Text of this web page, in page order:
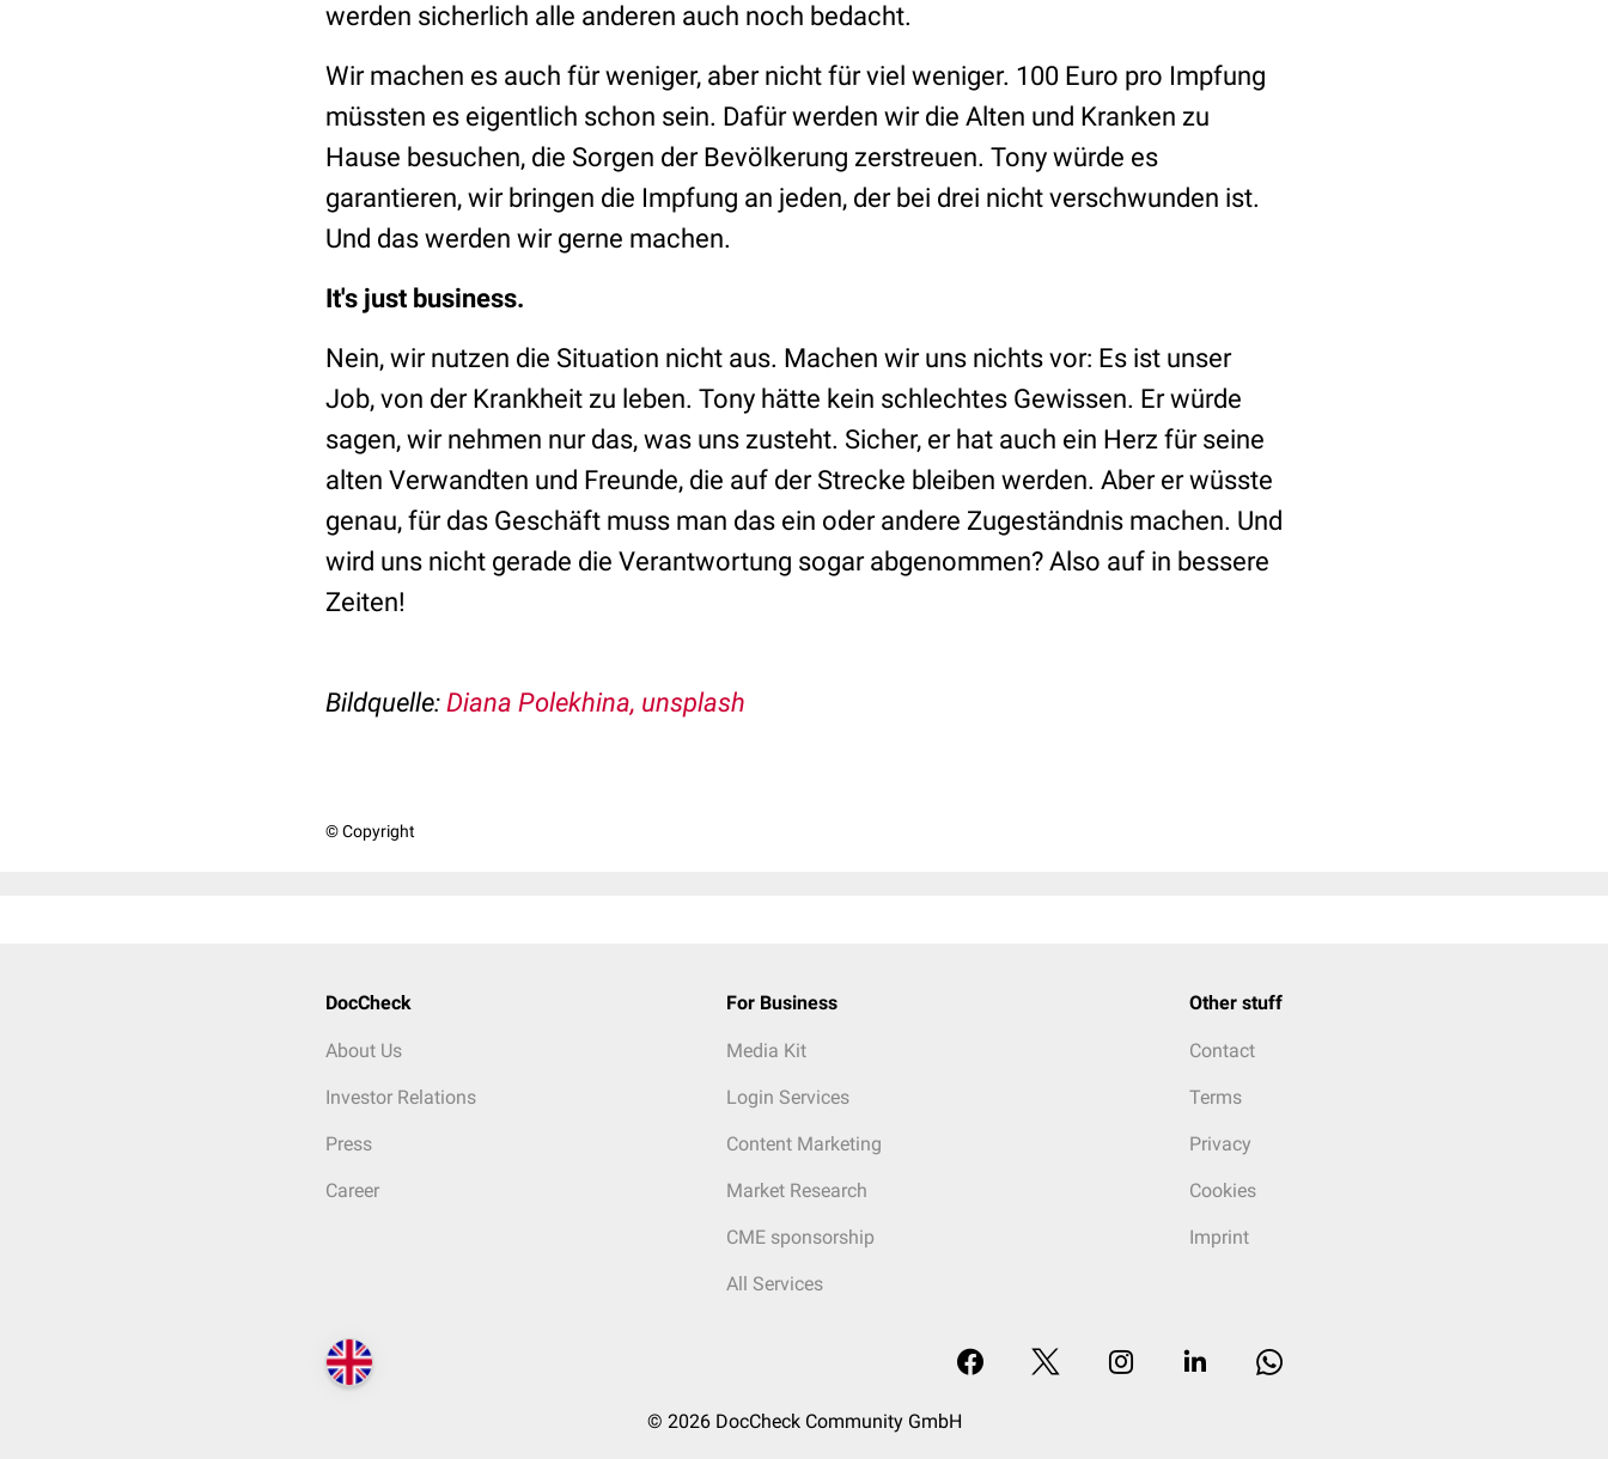
werden sicherlich alle anderen auch noch bedacht.
Wir machen es auch für weniger, aber nicht für viel weniger. 100 Euro pro Impfung
müssten es eigentlich schon sein. Dafür werden wir die Alten und Kranken zu
Hause besuchen, die Sorgen der Bevölkerung zerstreuen. Tony würde es
garantieren, wir bringen die Impfung an jeden, der bei drei nicht verschwunden ist.
Und das werden wir gerne machen.
It's just business.
Nein, wir nutzen die Situation nicht aus. Machen wir uns nichts vor: Es ist unser
Job, von der Krankheit zu leben. Tony hätte kein schlechtes Gewissen. Er würde
sagen, wir nehmen nur das, was uns zusteht. Sicher, er hat auch ein Herz für seine
alten Verwandten und Freunde, die auf der Strecke bleiben werden. Aber er wüsste
genau, für das Geschäft muss man das ein oder andere Zugeständnis machen. Und
wird uns nicht gerade die Verantwortung sogar abgenommen? Also auf in bessere
Zeiten!
Bildquelle: Diana Polekhina, unsplash
© Copyright
DocCheck
About Us
Investor Relations
Press
Career
For Business
Media Kit
Login Services
Content Marketing
Market Research
CME sponsorship
All Services
Other stuff
Contact
Terms
Privacy
Cookies
Imprint
© 2026 DocCheck Community GmbH